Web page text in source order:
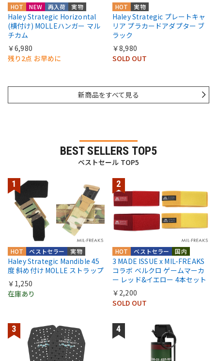
HOT NEW 再入荷 実物
Haley Strategic Horizontal
(横付け) MOLLEハンガー マル
チカム
￥6,980
残り2点 お早めに
HOT 実物
Haley Strategic プレートキャ
リア プラカードアダプター ブ
ラック
￥8,980
SOLD OUT
新商品をすべて見る
BEST SELLERS TOP5
ベストセール TOP5
実物
ベストセラー
HOT
Haley Strategic Mandible 45
度 斜め付け MOLLE ストラップ
￥1,250
在庫あり
国内
ベストセラー
HOT
3 MADE ISSUE x MIL-FREAKS
コラボ ベルクロ ゲームマーカ
ー レッド&イエロー 4本セット
￥2,200
SOLD OUT